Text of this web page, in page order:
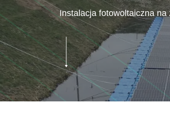
Instalacja fotowoltaiczna